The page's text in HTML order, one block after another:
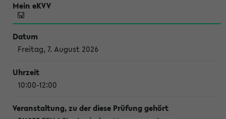
Freitag, 7. August 2026
10:00-12:00